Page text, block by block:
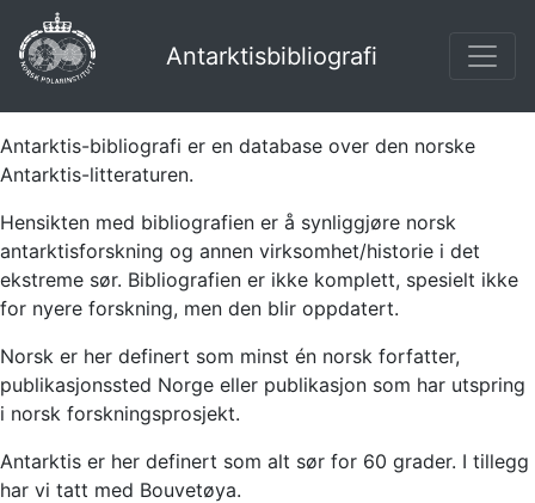
Antarktisbibliografi
Antarktis-bibliografi er en database over den norske
Antarktis-litteraturen.
Hensikten med bibliografien er å synliggjøre norsk
antarktisforskning og annen virksomhet/historie i det
ekstreme sør. Bibliografien er ikke komplett, spesielt ikke
for nyere forskning, men den blir oppdatert.
Norsk er her definert som minst én norsk forfatter,
publikasjonssted Norge eller publikasjon som har utspring
i norsk forskningsprosjekt.
Antarktis er her definert som alt sør for 60 grader. I tillegg
har vi tatt med Bouvetøya.